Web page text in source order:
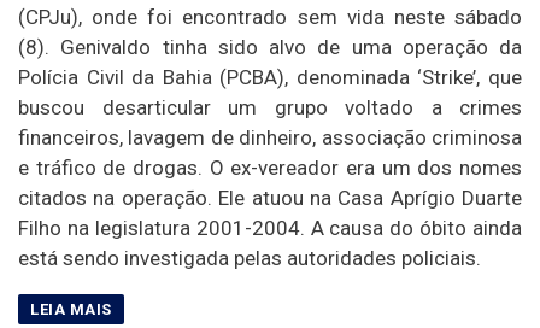
(CPJu), onde foi encontrado sem vida neste sábado
(8). Genivaldo tinha sido alvo de uma operação da
Polícia Civil da Bahia (PCBA), denominada ‘Strike’, que
buscou desarticular um grupo voltado a crimes
financeiros, lavagem de dinheiro, associação criminosa
e tráfico de drogas. O ex-vereador era um dos nomes
citados na operação. Ele atuou na Casa Aprígio Duarte
Filho na legislatura 2001-2004. A causa do óbito ainda
está sendo investigada pelas autoridades policiais.